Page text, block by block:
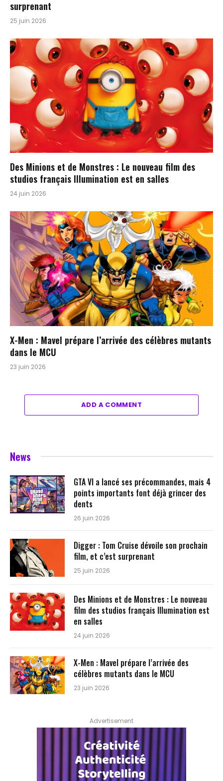
surprenant
25 juin 2026
Des Minions et de Monstres : Le nouveau film des
studios français Illumination est en salles
24 juin 2026
X-Men : Mavel prépare l’arrivée des célèbres mutants
dans le MCU
23 juin 2026
ADD A COMMENT
News
GTA VI a lancé ses précommandes, mais 4
points importants font déjà grincer des
dents
26 juin 2026
Digger : Tom Cruise dévoile son prochain
film, et c’est surprenant
25 juin 2026
Des Minions et de Monstres : Le nouveau
film des studios français Illumination est
en salles
24 juin 2026
X-Men : Mavel prépare l’arrivée des
célèbres mutants dans le MCU
23 juin 2026
Advertisement